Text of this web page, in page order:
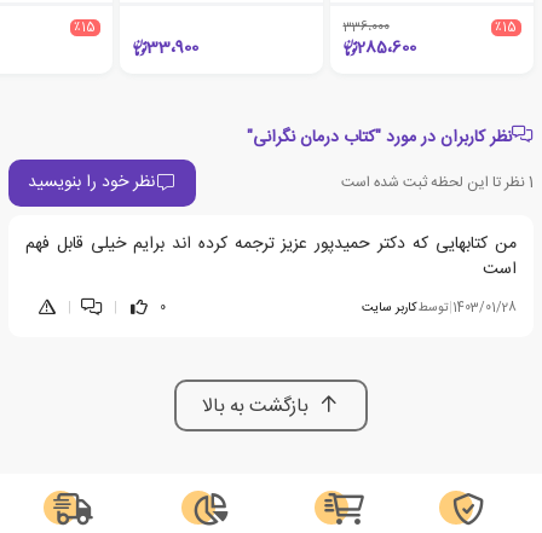
٪15 336،000
285،600 33،900
٪15
نظر کاربران در مورد "کتاب درمان نگرانی"
1نظر تا این لحظه ثبت شده است نظر خود را بنویسید
من کتابهایی که دکتر حمیدپور عزیز ترجمه کرده اند برایم خیلی قابل فهم
است
1403/01/28
|توسطکاربر سایت 0
|
|
بازگشت به بالا